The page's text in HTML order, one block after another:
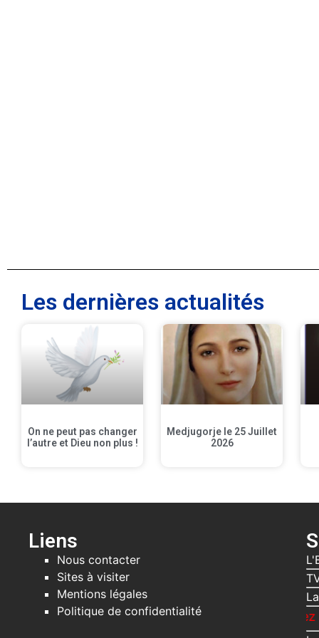
Les dernières actualités
On ne peut pas changer
l’autre et Dieu non plus !
Medjugorje le 25 Juillet
2026
Liens
Nous contacter
Sites à visiter
Mentions légales
Politique de confidentialité
Recevez